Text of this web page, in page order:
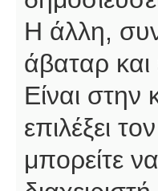
Η άλλη,
άβαταρ και
Είναι στην
επιλέξει
μπορείτε